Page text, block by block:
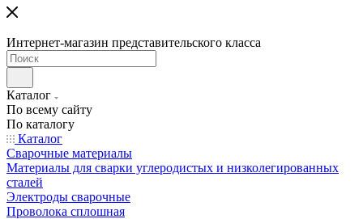
Интернет-магазин представительского класса
Каталог
По всему сайту
По каталогу
Каталог
Сварочные материалы
Материалы для сварки углеродистых и низколегированных
сталей
Электроды сварочные
Проволока сплошная